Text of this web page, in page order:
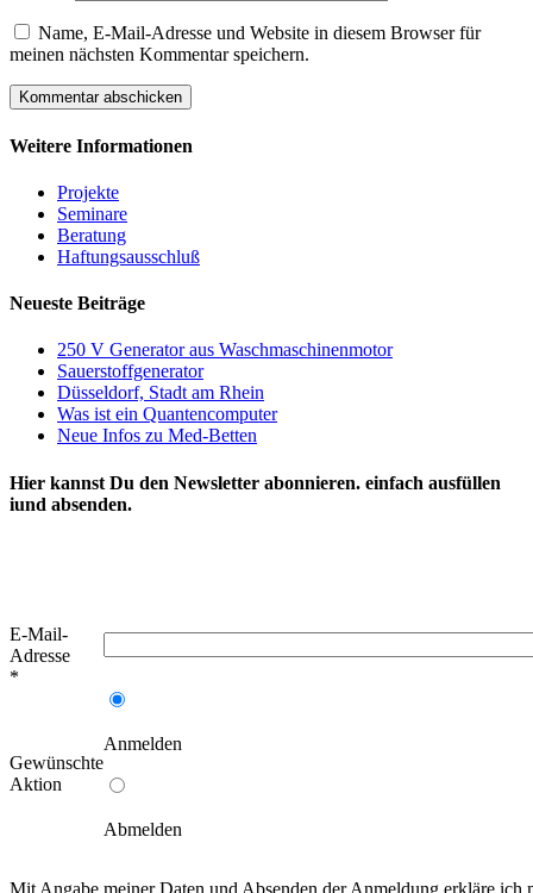
Name, E-Mail-Adresse und Website in diesem Browser für
meinen nächsten Kommentar speichern.
Weitere Informationen
Projekte
Seminare
Beratung
Haftungsausschluß
Neueste Beiträge
250 V Generator aus Waschmaschinenmotor
Sauerstoffgenerator
Düsseldorf, Stadt am Rhein
Was ist ein Quantencomputer
Neue Infos zu Med-Betten
Hier kannst Du den Newsletter abonnieren. einfach ausfüllen
iund absenden.
E-Mail-
Adresse
*
Gewünschte
Aktion
Anmelden
Abmelden
Mit Angabe meiner Daten und Absenden der Anmeldung erkläre ich